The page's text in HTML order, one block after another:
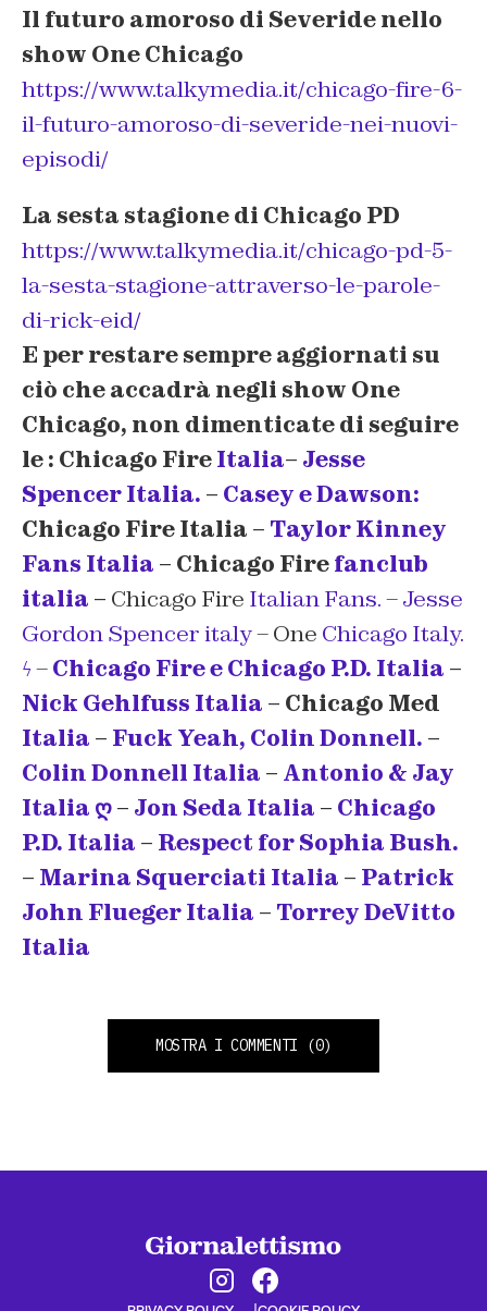
Il futuro amoroso di Severide nello
show One Chicago
https://www.talkymedia.it/chicago-fire-6-
il-futuro-amoroso-di-severide-nei-nuovi-
episodi/
La sesta stagione di Chicago PD
https://www.talkymedia.it/chicago-pd-5-
la-sesta-stagione-attraverso-le-parole-
di-rick-eid/
E per restare sempre aggiornati su
ciò che accadrà negli show One
Chicago, non dimenticate di seguire
le : Chicago FireItalia– Jesse
Spencer Italia. – Casey e Dawson:
Chicago Fire Italia – Taylor Kinney
Fans Italia – Chicago Firefanclub
italia – Chicago Fire Italian Fans.–Jesse
Gordon Spencer italy– One Chicago Italy.
ϟ–Chicago Fire e Chicago P.D. Italia –
Nick Gehlfuss Italia – Chicago Med
Italia – Fuck Yeah, Colin Donnell. –
Colin Donnell Italia – Antonio & Jay
Italia ღ– Jon Seda Italia – Chicago
P.D. Italia – Respect for Sophia Bush.
– Marina Squerciati Italia – Patrick
John Flueger Italia – Torrey DeVitto
Italia
MOSTRA I COMMENTI (0)